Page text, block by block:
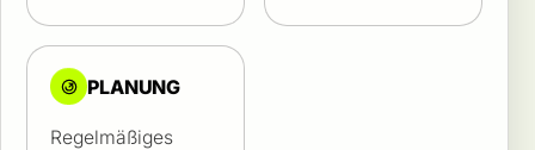
PLANUNG
Regelmäßiges